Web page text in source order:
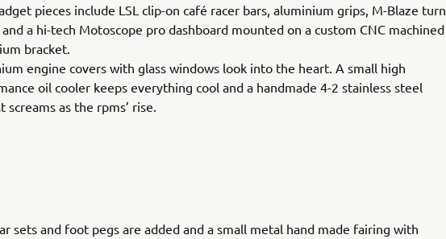
pieces include LSL clip-on café racer bars, aluminium grips, M-Blaze turn
and a hi-tech Motoscope pro dashboard mounted on a custom CNC machined
bracket.
engine covers with glass windows look into the heart. A small high
oil cooler keeps everything cool and a handmade 4-2 stainless steel
screams as the rpms’ rise.
sets and foot pegs are added and a small metal hand made fairing with